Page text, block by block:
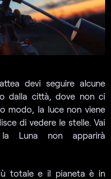
devi seguire alcune
dalla città, dove non ci
modo, la luce non viene
di vedere le stelle. Vai
Luna non apparirà
totale e il pianeta è in